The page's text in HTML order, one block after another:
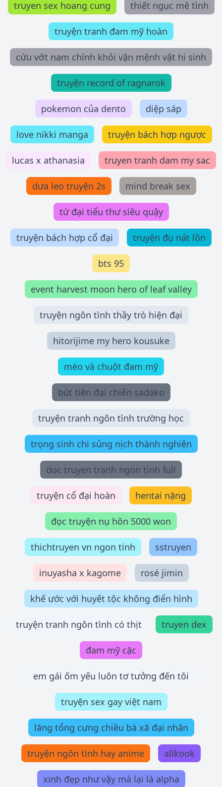
truyen sex hoang cung thiết ngục mê tình
truyện tranh đam mỹ hoàn
cứu vớt nam chính khỏi vận mệnh vật hi sinh
truyện record of ragnarok
pokemon của dento diệp sáp
love nikki manga truyện bách hợp ngược
lucas x athanasia truyen tranh dam my sac
dưa leo truyện 2s mind break sex
tứ đại tiểu thư siêu quậy
truyện bách hợp cổ đại truyện đụ nát lồn
bts 95
event harvest moon hero of leaf valley
truyện ngôn tình thầy trò hiện đại
hitorijime my hero kousuke
mèo và chuột đam mỹ
bút tiên đại chiến sadako
truyện tranh ngôn tình trường học
trọng sinh chi sủng nịch thành nghiện
doc truyen tranh ngon tinh full
truyện cổ đại hoàn hentai nặng
đọc truyện nụ hôn 5000 won
thichtruyen vn ngon tinh sstruyen
inuyasha x kagome rosé jimin
khế ước với huyết tộc không điển hình
truyện tranh ngôn tình có thịt truyen dex
đam mỹ cặc
em gái ốm yếu luôn tơ tưởng đến tôi
truyện sex gay việt nam
lăng tổng cưng chiều bà xã đại nhân
truyện ngôn tình hay anime allkook
xinh đẹp như vậy mà lại là alpha